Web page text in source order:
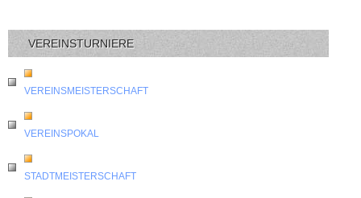
VEREINSTURNIERE
VEREINSMEISTERSCHAFT
VEREINSPOKAL
STADTMEISTERSCHAFT